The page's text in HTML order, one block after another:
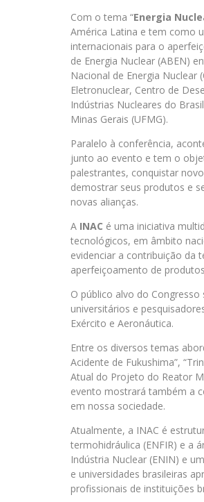
Com o tema “Energia
América Latina e tem como
internacionais para o
de Energia Nuclear (ABEN)
Nacional de Energia Nuclear
Eletronuclear, Centro de
Indústrias Nucleares do
Minas Gerais (UFMG).
Paralelo à conferência,
junto ao evento e tem o
palestrantes, conquistar
demostrar seus produtos e
novas alianças.
A INAC é uma iniciativa
tecnológicos, em âmbito
evidenciar a contribuição da
aperfeiçoamento de
O público alvo do
universitários e
Exército e Aeronáutica.
Entre os diversos temas
Acidente de Fukushima”,
Atual do Projeto do Reator
evento mostrará também a
em nossa sociedade.
Atualmente, a INAC é
termohidráulica (ENFIR) e a
Indústria Nuclear (ENIN) e
e universidades brasileiras
profissionais de instituições